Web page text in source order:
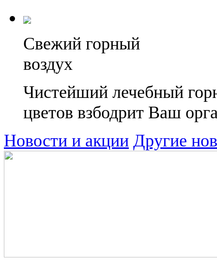
Свежий горный
воздух
Чистейший лечебный
цветов взбодрит Ваш
Новости и акции Другие